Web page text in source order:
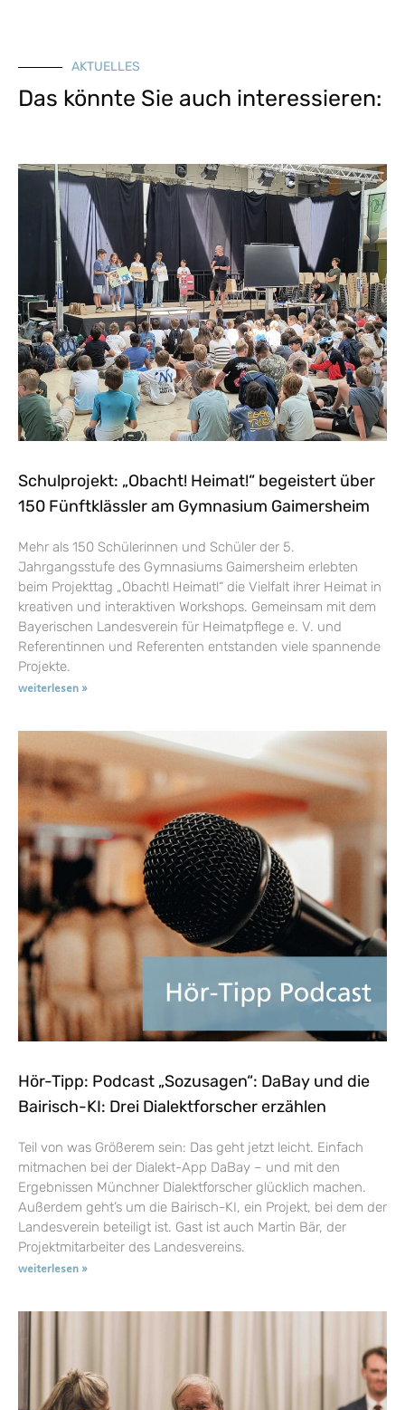
AKTUELLES
Das könnte Sie auch interessieren:
Schulprojekt: „Obacht! Heimat!“ begeistert über
150 Fünftklässler am Gymnasium Gaimersheim
Mehr als 150 Schülerinnen und Schüler der 5.
Jahrgangsstufe des Gymnasiums Gaimersheim erlebten
beim Projekttag „Obacht! Heimat!“ die Vielfalt ihrer Heimat in
kreativen und interaktiven Workshops. Gemeinsam mit dem
Bayerischen Landesverein für Heimatpflege e. V. und
Referentinnen und Referenten entstanden viele spannende
Projekte.
weiterlesen »
Hör-Tipp: Podcast „Sozusagen“: DaBay und die
Bairisch-KI: Drei Dialektforscher erzählen
Teil von was Größerem sein: Das geht jetzt leicht. Einfach
mitmachen bei der Dialekt-App DaBay – und mit den
Ergebnissen Münchner Dialektforscher glücklich machen.
Außerdem geht’s um die Bairisch-KI, ein Projekt, bei dem der
Landesverein beteiligt ist. Gast ist auch Martin Bär, der
Projektmitarbeiter des Landesvereins.
weiterlesen »